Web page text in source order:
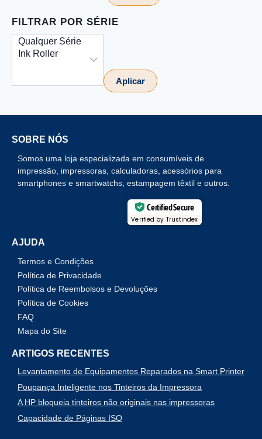
FILTRAR POR SÉRIE
Aplicar
SOBRE NÓS
Somos uma loja especializada em consumíveis de
impressão, impressoras, calculadoras, acessórios para
smartphones e smartwatchs, estampagem têxtil e outros.
Certified Secure
Verified by Trustindex
AJUDA
Termos e Condições
Política de Privacidade
Política de Reembolsos e Devoluções
Política de Cookies
FAQ
Mapa do Site
ARTIGOS RECENTES
Levantamento de Equipamentos Reparados na Smart Printer
Poupança Inteligente nos Tinteiros da Impressora
A HP bloqueia tinteiros não originais nas impressoras
Capacidade de Páginas ISO